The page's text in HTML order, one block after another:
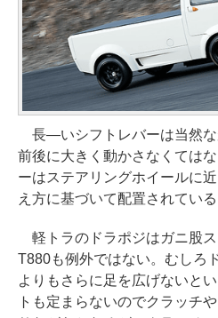
長―いシフトレバーは当然な
前後に大きく動かさなくては
ーはステアリングホイールに
え方に基づいて配置されている
軽トラのドラポジはガニ股ス
T880も例外ではない。むしろ
よりもさらに足を広げないと
トも定まらないのでクラッチ